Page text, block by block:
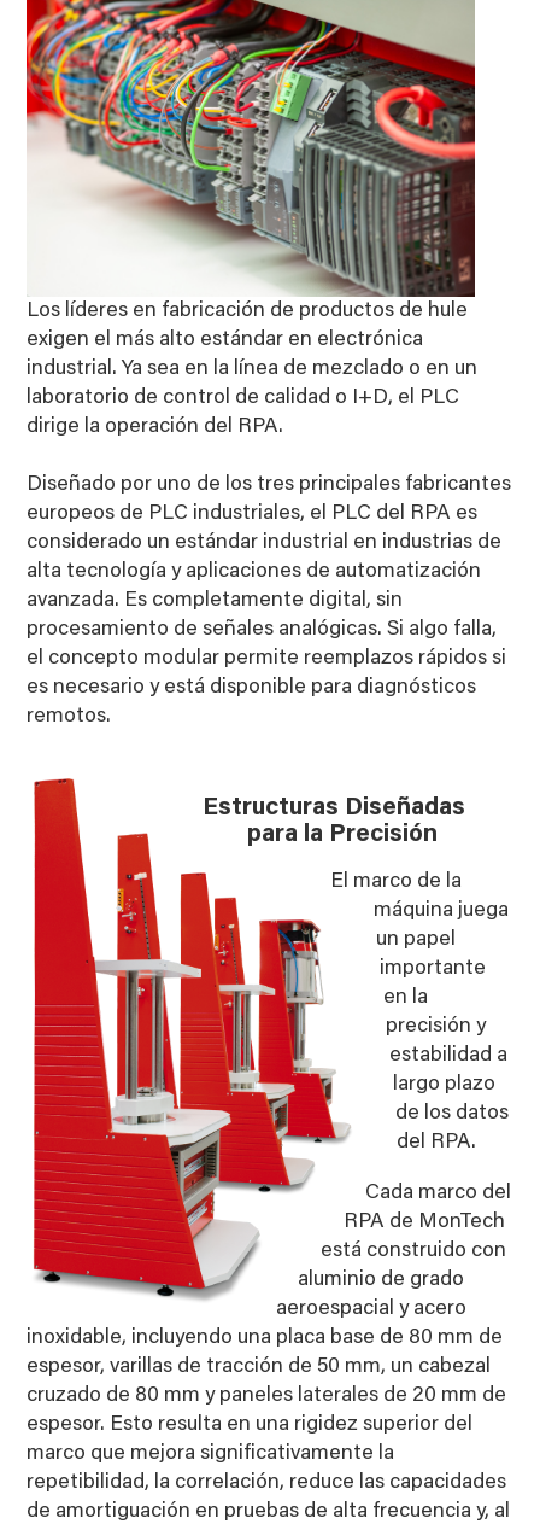
Los líderes en fabricación de productos de hule
exigen el más alto estándar en electrónica
industrial. Ya sea en la línea de mezclado o en un
laboratorio de control de calidad o I+D, el PLC
dirige la operación del RPA.
Diseñado por uno de los tres principales fabricantes
europeos de PLC industriales, el PLC del RPA es
considerado un estándar industrial en industrias de
alta tecnología y aplicaciones de automatización
avanzada. Es completamente digital, sin
procesamiento de señales analógicas. Si algo falla,
el concepto modular permite reemplazos rápidos si
es necesario y está disponible para diagnósticos
remotos.
Estructuras Diseñadas
para la Precisión
El marco de la
máquina juega
un papel
importante
en la
precisión y
estabilidad a
largo plazo
de los datos
del RPA.
Cada marco del
RPA de MonTech
está construido con
aluminio de grado
aeroespacial y acero
inoxidable, incluyendo una placa base de 80 mm de
espesor, varillas de tracción de 50 mm, un cabezal
cruzado de 80 mm y paneles laterales de 20 mm de
espesor. Esto resulta en una rigidez superior del
marco que mejora significativamente la
repetibilidad, la correlación, reduce las capacidades
de amortiguación en pruebas de alta frecuencia y, al